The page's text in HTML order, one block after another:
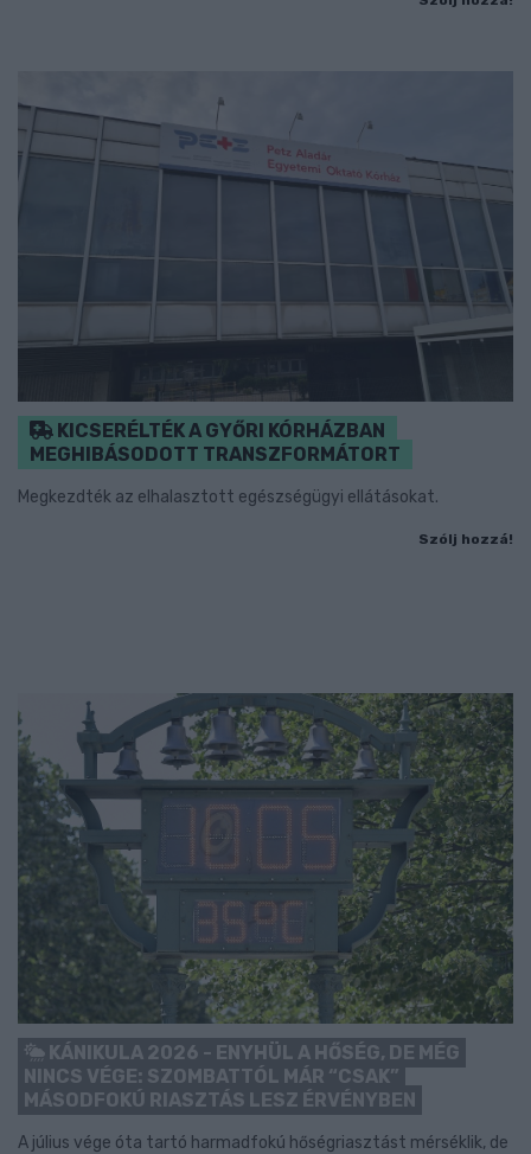
KICSERÉLTÉK A GYŐRI KÓRHÁZBAN
MEGHIBÁSODOTT TRANSZFORMÁTORT
Megkezdték az elhalasztott egészségügyi ellátásokat.
Szólj hozzá!
KÁNIKULA 2026 - ENYHÜL A HŐSÉG, DE MÉG
NINCS VÉGE: SZOMBATTÓL MÁR “CSAK”
MÁSODFOKÚ RIASZTÁS LESZ ÉRVÉNYBEN
A július vége óta tartó harmadfokú hőségriasztást mérséklik, de